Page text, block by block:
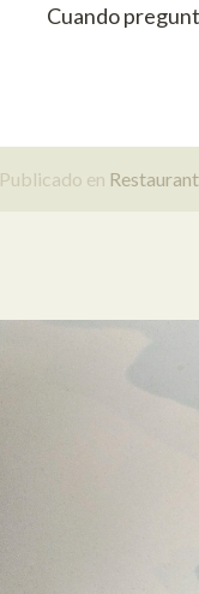
Cuando
Publicado en